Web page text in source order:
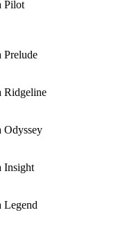
Pilot
Prelude
Ridgeline
Odyssey
Insight
Legend